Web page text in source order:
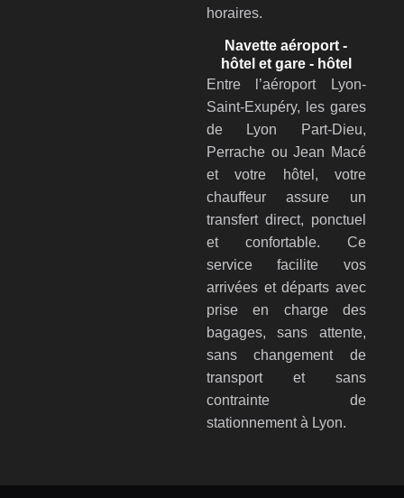
horaires.
Navette aéroport -
hôtel et gare - hôtel
Entre l’aéroport Lyon-
Saint-Exupéry, les gares
de Lyon Part-Dieu,
Perrache ou Jean Macé
et votre hôtel, votre
chauffeur assure un
transfert direct, ponctuel
et confortable. Ce
service facilite vos
arrivées et départs avec
prise en charge des
bagages, sans attente,
sans changement de
transport et sans
contrainte de
stationnement à Lyon.